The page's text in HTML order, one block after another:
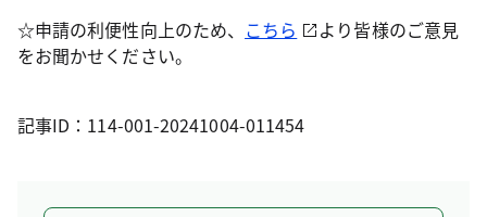
☆申請の利便性向上のため、 こちら
より皆様のご意見
をお聞かせください。
記事ID：114-001-20241004-011454